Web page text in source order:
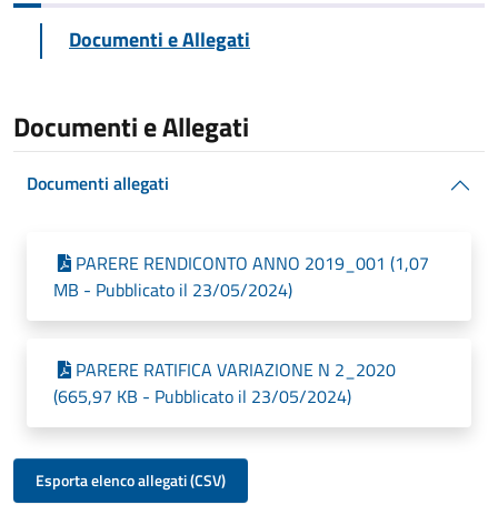
Documenti e Allegati
Documenti e Allegati
Documenti allegati
PARERE RENDICONTO ANNO 2019_001 (1,07
MB - Pubblicato il 23/05/2024)
PARERE RATIFICA VARIAZIONE N 2_2020
(665,97 KB - Pubblicato il 23/05/2024)
Esporta elenco allegati (CSV)